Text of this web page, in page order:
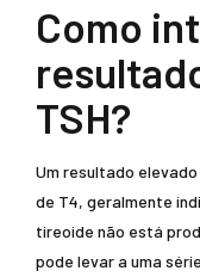
Como
TSH?
Um resultado
de T4, geralmente
tireoide não está
pode levar a uma